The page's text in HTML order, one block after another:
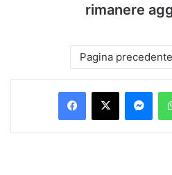
rimanere
Pagina precedente
Facebook
X